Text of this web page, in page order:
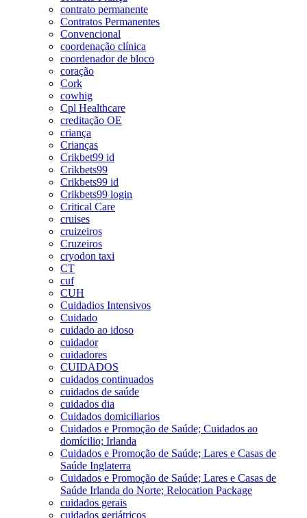
contrato permanente
Contratos Permanentes
Convencional
coordenação clínica
coordenador de bloco
coração
Cork
cowhig
Cpl Healthcare
creditação OE
criança
Crianças
Crikbet99 id
Crikbets99
Crikbets99 id
Crikbets99 login
Critical Care
cruises
cruizeiros
Cruzeiros
cryodon taxi
CT
cuf
CUH
Cuidadios Intensivos
Cuidado
cuidado ao idoso
cuidador
cuidadores
CUIDADOS
cuidados continuados
cuidados de saúde
cuidados dia
Cuidados domiciliarios
Cuidados e Promoção de Saúde; Cuidados ao
domícilio; Irlanda
Cuidados e Promoção de Saúde; Lares e Casas de
Saúde Inglaterra
Cuidados e Promoção de Saúde; Lares e Casas de
Saúde Irlanda do Norte; Relocation Package
cuidados gerais
cuidados geriátricos